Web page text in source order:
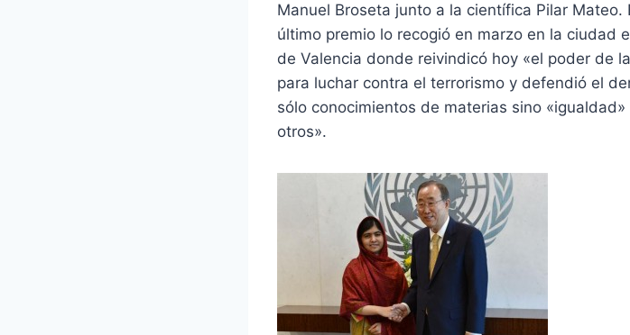
Manuel Broseta junto a la científica Pilar Mateo.
último premio lo recogió en marzo en la ciudad
de Valencia donde reivindicó hoy «el poder de
para luchar contra el terrorismo y defendió el
sólo conocimientos de materias sino
otros».